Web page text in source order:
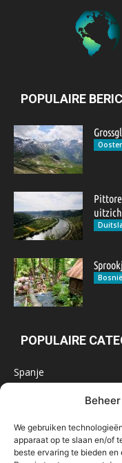
We gebruiken
apparaat op te slaan en/of
beste ervaring te bieden
POPULAIRE
POPULAIRE
Spanje
Marokko
IJsland